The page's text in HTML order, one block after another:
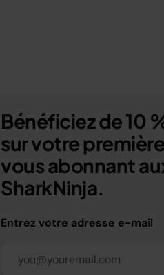
Bénéficiez de 10
sur votre
vous abonnant
SharkNinja.
Entrez votre adresse e-mail